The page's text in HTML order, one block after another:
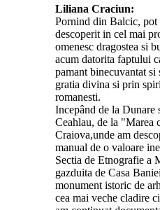
Liliana Craciun:
Pornind din Balcic, pot
descoperit in cel mai
omenesc dragostea si
acum datorita faptului
pamant binecuvantat si
gratia divina si prin
romanesti.
Incepând de la Dunare
Ceahlau, de la "Marea
Craiova,unde am
manual de o valoare
Sectia de Etnografie a
gazduita de Casa
monument istoric de
cea mai veche cladire